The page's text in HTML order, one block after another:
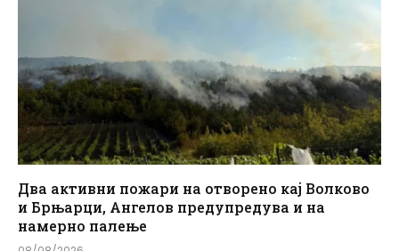
Два активни пожари на отворено кај Волково
и Брњарци, Ангелов предупредува и на
намерно палење